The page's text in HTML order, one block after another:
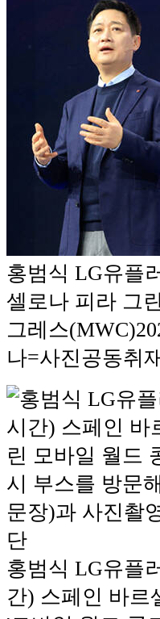
홍범식 LG유플
셀로나 피라 그
그레스
나=사진공동취
홍범식 LG유플
간) 스페인 바르